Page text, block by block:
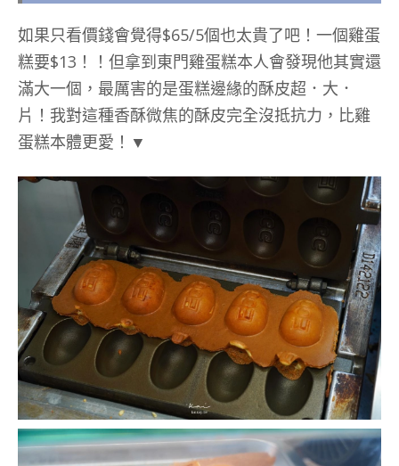
如果只看價錢會覺得$65/5個也太貴了吧！一個雞蛋
糕要$13！！但拿到東門雞蛋糕本人會發現他其實還
滿大一個，最厲害的是蛋糕邊緣的酥皮超．大．
片！我對這種香酥微焦的酥皮完全沒抵抗力，比雞
蛋糕本體更愛！▼